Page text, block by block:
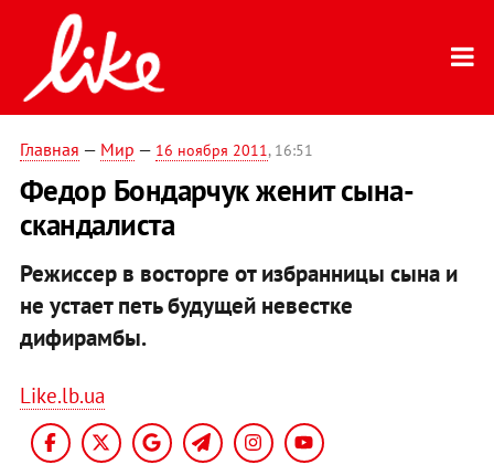
Главная — Мир — 16 ноября 2011, 16:51
Федор Бондарчук женит сына-
скандалиста
Режиссер в восторге от избранницы сына и
не устает петь будущей невестке
дифирамбы.
Like.lb.ua